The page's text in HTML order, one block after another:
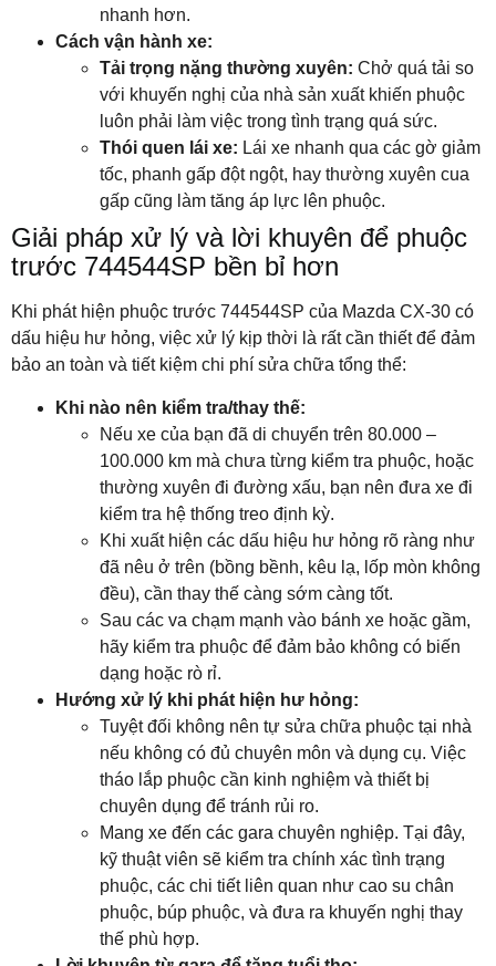
nhanh hơn.
Cách vận hành xe:
Tải trọng nặng thường xuyên: Chở quá tải so
với khuyến nghị của nhà sản xuất khiến phuộc
luôn phải làm việc trong tình trạng quá sức.
Thói quen lái xe: Lái xe nhanh qua các gờ giảm
tốc, phanh gấp đột ngột, hay thường xuyên cua
gấp cũng làm tăng áp lực lên phuộc.
Giải pháp xử lý và lời khuyên để phuộc
trước 744544SP bền bỉ hơn
Khi phát hiện phuộc trước 744544SP của Mazda CX-30 có
dấu hiệu hư hỏng, việc xử lý kịp thời là rất cần thiết để đảm
bảo an toàn và tiết kiệm chi phí sửa chữa tổng thể:
Khi nào nên kiểm tra/thay thế:
Nếu xe của bạn đã di chuyển trên 80.000 –
100.000 km mà chưa từng kiểm tra phuộc, hoặc
thường xuyên đi đường xấu, bạn nên đưa xe đi
kiểm tra hệ thống treo định kỳ.
Khi xuất hiện các dấu hiệu hư hỏng rõ ràng như
đã nêu ở trên (bồng bềnh, kêu lạ, lốp mòn không
đều), cần thay thế càng sớm càng tốt.
Sau các va chạm mạnh vào bánh xe hoặc gầm,
hãy kiểm tra phuộc để đảm bảo không có biến
dạng hoặc rò rỉ.
Hướng xử lý khi phát hiện hư hỏng:
Tuyệt đối không nên tự sửa chữa phuộc tại nhà
nếu không có đủ chuyên môn và dụng cụ. Việc
tháo lắp phuộc cần kinh nghiệm và thiết bị
chuyên dụng để tránh rủi ro.
Mang xe đến các gara chuyên nghiệp. Tại đây,
kỹ thuật viên sẽ kiểm tra chính xác tình trạng
phuộc, các chi tiết liên quan như cao su chân
phuộc, búp phuộc, và đưa ra khuyến nghị thay
thế phù hợp.